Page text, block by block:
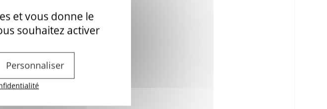
et vous donne le
souhaitez activer
Personnaliser